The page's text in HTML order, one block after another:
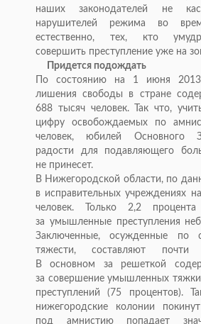
наших законодателей не
нарушителей режима во
естественно, тех, кто
совершить преступление уже на
Придется подождать
По
состоянию на 1 июня
лишения свободы в
стране
688 тысяч человек. Так что,
цифру освобождаемых по
человек, юбилей Основного
радости для подавляющего
не принесет.
В Нижегородской области, по
в исправительных учреждениях
человек. Только 2,2
за умышленные преступления
Заключенные, осужденные по
тяжести, составляют почти
В
основном за
решеткой
за совершение умышленных
преступлений (75 процентов).
нижегородские колонии
под амнистию попадает